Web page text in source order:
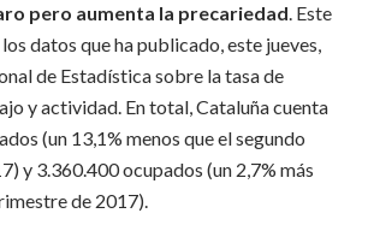
pero aumenta la precariedad. Este
datos que ha publicado, este jueves,
de Estadística sobre la tasa de
y actividad. En total, Cataluña cuenta
(un 13,1% menos que el segundo
y 3.360.400 ocupados (un 2,7% más
de 2017).